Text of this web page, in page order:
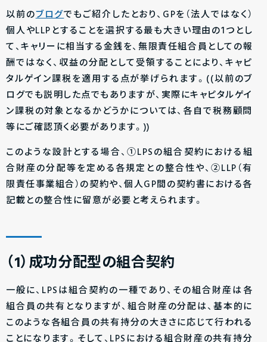
以前のブログでもご紹介したとおり、GPを（法人ではなく）
個人やLLPとすることを選択する最も大きい理由の1つとし
て、キャリーに相当する金銭を、無限責任組合員としての報
酬ではなく、収益の分配として受領することにより、キャピ
タルゲイン課税を適用する点が挙げられます。((以前のブ
ログでも説明した点でもありますが、実際にキャピタルゲイ
ン課税の対象となるかどうかについては、各自で税務顧問
等にご確認頂く必要があります。))
このような設計とする場合、①LPSの組合契約における組
合財産の分配等を定める各規定との整合性や、②LLP（有
限責任事業組合）の契約や、個人GP間の契約書における各
記載との整合性に留意が必要と考えられます。
（1）成功分配型の組合契約
一般に、LPSは組合契約の一種であり、その組合財産は各
組合員の共有となりますが、組合財産の分配は、基本的に
このような各組合員の共有持分の大きさに応じて行われる